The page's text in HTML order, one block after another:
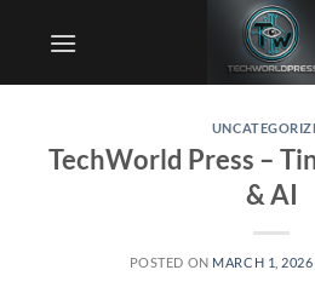
TechWorld Press –
& AI
POSTED ON MARCH 1, 2026